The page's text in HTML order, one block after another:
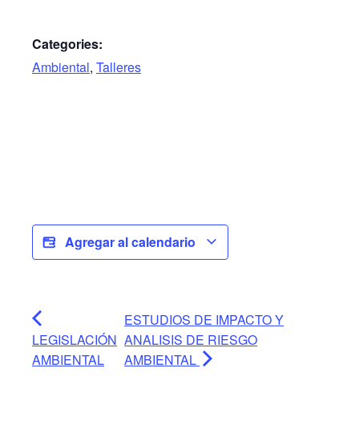
Categories:
Ambiental, Talleres
Agregar al calendario
LEGISLACIÓN
AMBIENTAL
ESTUDIOS DE IMPACTO Y
ANALISIS DE RIESGO
AMBIENTAL